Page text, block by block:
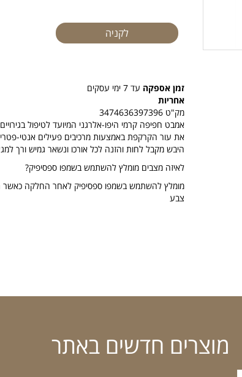
זמן אספקה עד 7 ימי עסקים
אחריות
מק"ט 3474636397396
אמבט חפיפה קרמי היפו-אלרגני המיועד לטיפול
את עור הקרקפת באמצעות מרכיבים פעילים אנטי-
היבש מקבל לחות והזנה לכל אורכו ונשאר גמיש ורך
לאיזה מצבים מומלץ להשתמש בשמפו ספסיפיק?
מומלץ להשתמש בשמפו ספסיפיק לאחר החלקה כאשר
צבע
מוצרים חדשים באתר